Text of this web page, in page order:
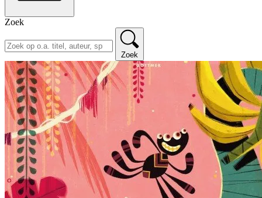
Zoek
Zoek